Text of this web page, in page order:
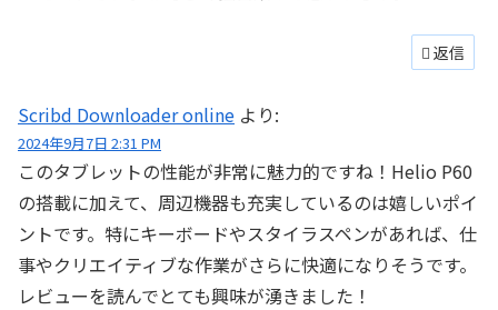
返信
Scribd Downloader online より:
2024年9月7日 2:31 PM
このタブレットの性能が非常に魅力的ですね！Helio P60
の搭載に加えて、周辺機器も充実しているのは嬉しいポイ
ントです。特にキーボードやスタイラスペンがあれば、仕
事やクリエイティブな作業がさらに快適になりそうです。
レビューを読んでとても興味が湧きました！